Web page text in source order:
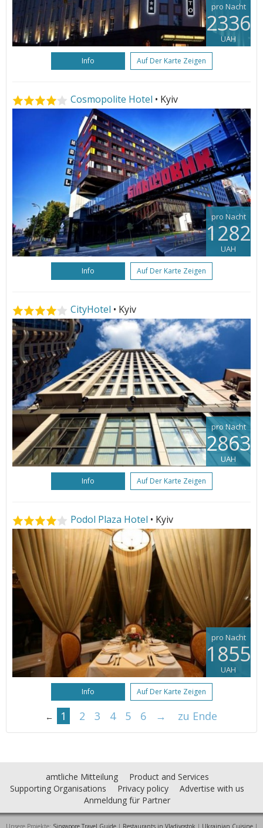
pro Nacht
2336
UAH
Info Auf Der Karte Zeigen
Cosmopolite Hotel • Kyiv
pro Nacht
1282
UAH
Info Auf Der Karte Zeigen
CityHotel • Kyiv
pro Nacht
2863
UAH
Info Auf Der Karte Zeigen
Podol Plaza Hotel • Kyiv
pro Nacht
1855
UAH
Info Auf Der Karte Zeigen
← 1 2 3 4 5 6 → zu Ende
amtliche Mitteilung
Product and Services
Supporting Organisations
Privacy policy
Advertise with us
Anmeldung für Partner
Unsere Projekte: Singapore Travel Guide| Restaurants in Vladivostok | Ukrainian Cuisine|